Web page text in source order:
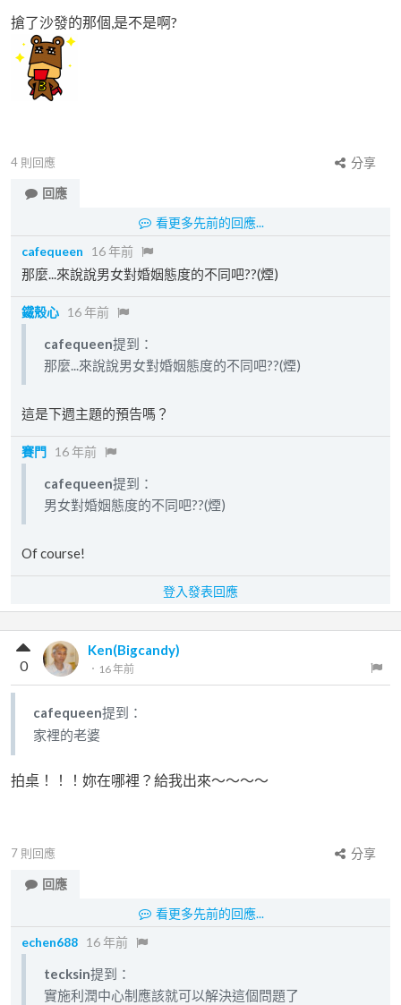
搶了沙發的那個,是不是啊?
4 則回應
分享
回應
看更多先前的回應...
cafequeen
16 年前
那麼...來說說男女對婚姻態度的不同吧??(煙)
鐵殼心 16 年前
cafequeen提到：
那麼...來說說男女對婚姻態度的不同吧??(煙)
這是下週主題的預告嗎？
賽門 16 年前
cafequeen提到：
男女對婚姻態度的不同吧??(煙)
Of course!
登入發表回應
Ken(Bigcandy)
． 16 年前
0
cafequeen提到：
家裡的老婆
拍桌！！！妳在哪裡？給我出來～～～～
7 則回應
分享
回應
看更多先前的回應...
echen688 16 年前
tecksin提到：
實施利潤中心制應該就可以解決這個問題了